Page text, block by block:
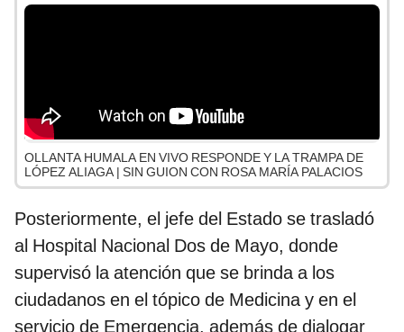
OLLANTA HUMALA EN VIVO RESPONDE Y LA TRAMPA DE
LÓPEZ ALIAGA | SIN GUION CON ROSA MARÍA PALACIOS
Posteriormente, el jefe del Estado se trasladó
al Hospital Nacional Dos de Mayo, donde
supervisó la atención que se brinda a los
ciudadanos en el tópico de Medicina y en el
servicio de Emergencia, además de dialogar